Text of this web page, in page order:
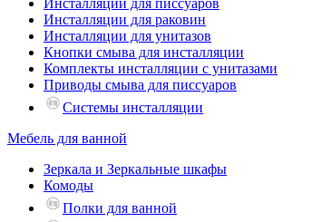
Инсталляции для писсуаров
Инсталляции для раковин
Инсталляции для унитазов
Кнопки смыва для инсталляции
Комплекты инсталляции с унитазами
Приводы смыва для писсуаров
Системы инсталляции
Мебель для ванной
Зеркала и Зеркальные шкафы
Комоды
Полки для ванной